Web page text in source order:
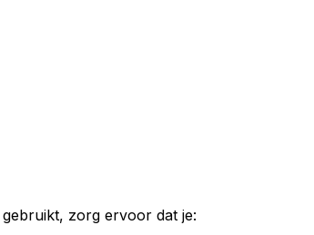
zorg ervoor dat je: